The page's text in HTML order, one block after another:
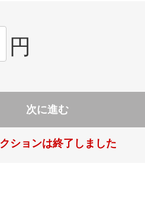
円
次に進む
ションは終了しました